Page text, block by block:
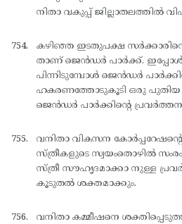
നിതാ വകുപ്പ് ജില്ലാതലത്തില്‍
കഴിഞ്ഞ ഇടതുപക്ഷ
താണ് ജെന്‍ഡര്‍ പാര്‍ക്ക്. ഇപ്പോള്‍
പിന്നിടുമ്പോള്‍ ജെന്‍ഡര്‍
ഹകരണത്തോടുകൂടി ഒരു പുതിയ
ജെന്‍ഡര്‍ പാര്‍ക്കിന്റെ
വനിതാ വികസന
സ്ത്രീകളുടെ സ്വയംതൊഴില്‍
സ്ത്രീ സൗഹൃദമാക്കാ നുള്ള
കൂടുതല്‍ ശക്തമാക്കും.
വനിതാ കമ്മീഷനെ